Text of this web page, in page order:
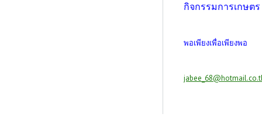
กิจกรรมการเกษต
พอเพียงเพื่อเพียงพอ